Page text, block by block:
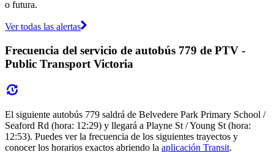
o futura.
Ver todas las alertas
Frecuencia del servicio de autobús 779 de PTV -
Public Transport Victoria
El siguiente autobús 779 saldrá de Belvedere Park Primary School /
Seaford Rd (hora: 12:29) y llegará a Playne St / Young St (hora:
12:53). Puedes ver la frecuencia de los siguientes trayectos y
conocer los horarios exactos abriendo la aplicación Transit.